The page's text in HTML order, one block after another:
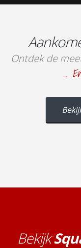
Ontdek de
...
Bekijk